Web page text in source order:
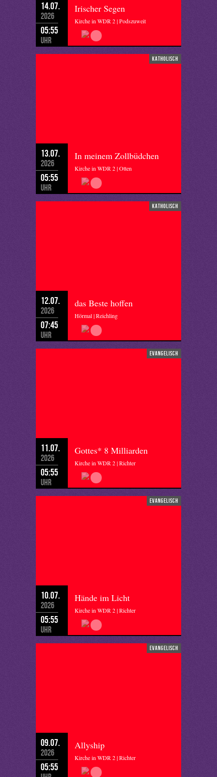
14.07.
2026
05:55
Uhr
Irischer Segen
Kirche in WDR 2 | Podszuweit
katholisch
13.07.
2026
05:55
Uhr
In meinem Zollbüdchen
Kirche in WDR 2 | Otten
katholisch
12.07.
2026
07:45
Uhr
das Beste hoffen
Hörmal | Reichling
evangelisch
11.07.
2026
05:55
Uhr
Gottes* 8 Milliarden
Kirche in WDR 2 | Richter
evangelisch
10.07.
2026
05:55
Uhr
Hände im Licht
Kirche in WDR 2 | Richter
evangelisch
09.07.
2026
05:55
Allyship
Kirche in WDR 2 | Richter